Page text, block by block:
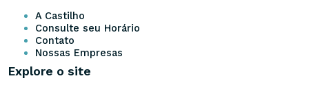
A Castilho
Consulte seu Horário
Contato
Nossas Empresas
Explore o site